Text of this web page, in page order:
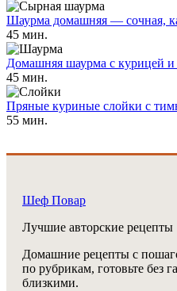
Шаурма домашняя — сочная,
45 мин.
Домашняя шаурма с курицей
45 мин.
Пряные куриные слойки с
55 мин.
Шеф Повар
Лучшие авторские рецепты
Домашние рецепты с
по рубрикам, готовьте без
близкими.